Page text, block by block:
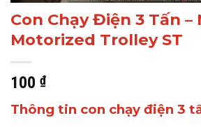
Con Chạy Điện 3 Tấn –
Motorized Trolley ST
100 ₫
Thông tin con chạy điện 3